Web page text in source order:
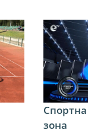
зона